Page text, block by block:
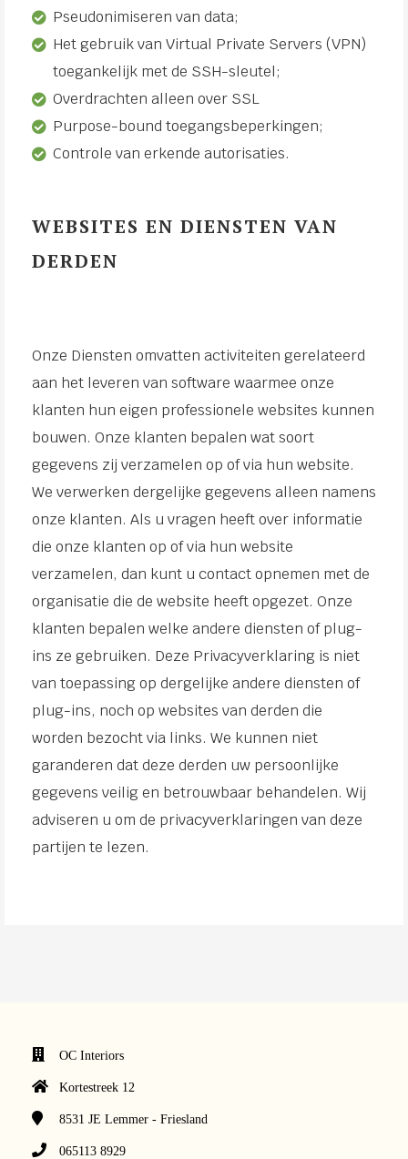
Pseudonimiseren van data;
Het gebruik van Virtual Private Servers (VPN)
toegankelijk met de SSH-sleutel;
Overdrachten alleen over SSL
Purpose-bound toegangsbeperkingen;
Controle van erkende autorisaties.
WEBSITES EN DIENSTEN VAN
DERDEN
Onze Diensten omvatten activiteiten gerelateerd
aan het leveren van software waarmee onze
klanten hun eigen professionele websites kunnen
bouwen. Onze klanten bepalen wat soort
gegevens zij verzamelen op of via hun website.
We verwerken dergelijke gegevens alleen namens
onze klanten. Als u vragen heeft over informatie
die onze klanten op of via hun website
verzamelen, dan kunt u contact opnemen met de
organisatie die de website heeft opgezet. Onze
klanten bepalen welke andere diensten of plug-
ins ze gebruiken. Deze Privacyverklaring is niet
van toepassing op dergelijke andere diensten of
plug-ins, noch op websites van derden die
worden bezocht via links. We kunnen niet
garanderen dat deze derden uw persoonlijke
gegevens veilig en betrouwbaar behandelen. Wij
adviseren u om de privacyverklaringen van deze
partijen te lezen.
OC Interiors
Kortestreek 12
8531 JE Lemmer - Friesland
065113 8929